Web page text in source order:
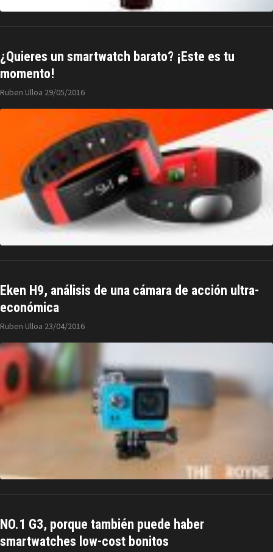
¿Quieres un smartwatch barato? ¡Este es tu
momento!
Ruben Ulloa 29/05/2016
Eken H9, análisis de una cámara de acción ultra-
económica
Ruben Ulloa 23/04/2016
NO.1 G3, porque también puede haber
smartwatches low-cost bonitos